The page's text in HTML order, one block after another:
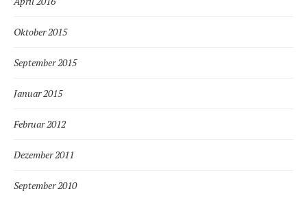
Oktober 2015
September 2015
Januar 2015
Februar 2012
Dezember 2011
September 2010